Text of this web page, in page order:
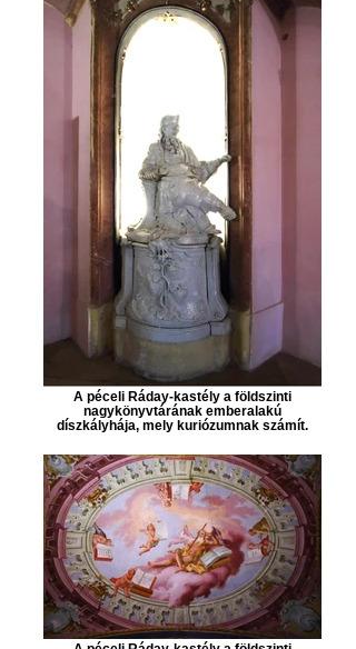
A péceli Ráday-kastély a földszinti
nagykönyvtárának emberalakú
díszkályhája, mely kuriózumnak számít.